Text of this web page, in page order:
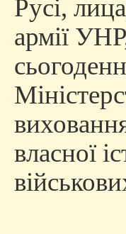
Русі,
армії
власної